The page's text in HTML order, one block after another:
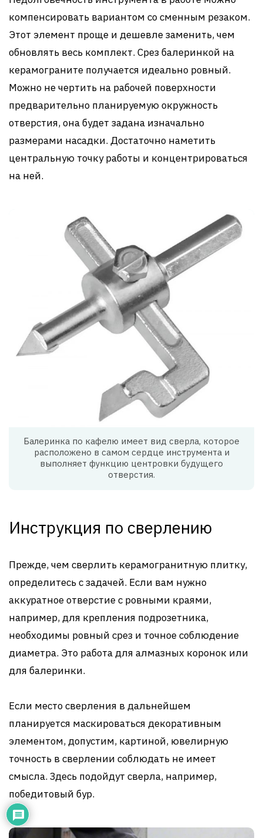
компенсировать вариантом со сменным резаком.
Этот элемент проще и дешевле заменить, чем
обновлять весь комплект. Срез балеринкой на
керамограните получается идеально ровный.
Можно не чертить на рабочей поверхности
предварительно планируемую окружность
отверстия, она будет задана изначально
размерами насадки. Достаточно наметить
центральную точку работы и концентрироваться
на ней.
Балеринка по кафелю имеет вид сверла, которое
расположено в самом сердце инструмента и
выполняет функцию центровки будущего
отверстия.
Инструкция по сверлению
Прежде, чем сверлить керамогранитную плитку,
определитесь с задачей. Если вам нужно
аккуратное отверстие с ровными краями,
например, для крепления подрозетника,
необходимы ровный срез и точное соблюдение
диаметра. Это работа для алмазных коронок или
для балеринки.
Если место сверления в дальнейшем
планируется маскироваться декоративным
элементом, допустим, картиной, ювелирную
точность в сверлении соблюдать не имеет
смысла. Здесь подойдут сверла, например,
победитовый бур.